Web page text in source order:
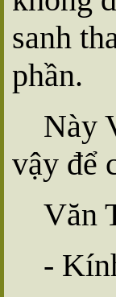
sanh
phần.
Này
vậy để
Văn
-